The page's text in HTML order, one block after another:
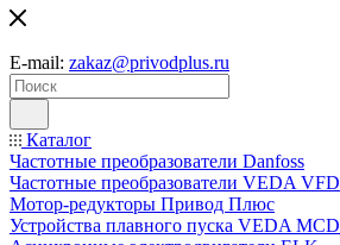
E-mail: zakaz@privodplus.ru
Каталог
Частотные преобразователи Danfoss
Частотные преобразователи VEDA VFD
Мотор-редукторы Привод Плюс
Устройства плавного пуска VEDA MCD